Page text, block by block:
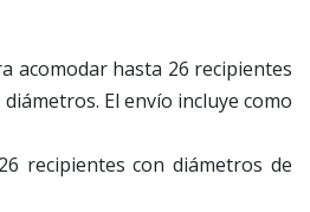
acomodar hasta 26 recipientes
El envío incluye como
recipientes con diámetros de